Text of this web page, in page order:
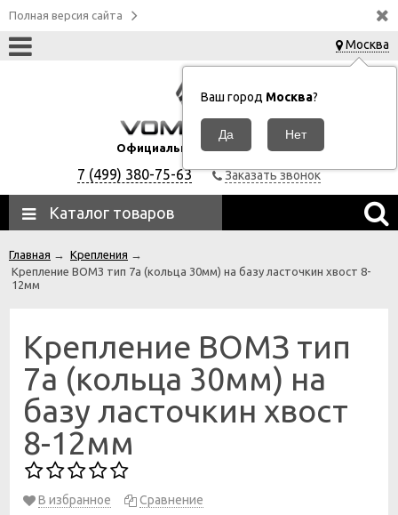
Полная версия сайта
Москва
Ваш город Москва?
Официальный дилер ВОМЗ
7 (499) 380-75-63 Заказать звонок
Каталог товаров
Главная → Крепления →
Крепление ВОМЗ тип 7а (кольца 30мм) на базу ласточкин хвост 8-
12мм
Крепление ВОМЗ тип
7а (кольца 30мм) на
базу ласточкин хвост
8-12мм
В избранное Сравнение